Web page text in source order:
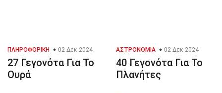
ΠΛΗΡΟΦΟΡΙΚΉ 02 Δεκ 2024
27 Γεγονότα Για Το
Ουρά
ΑΣΤΡΟΝΟΜΊΑ 02 Δεκ 2024
40 Γεγονότα Για Το
Πλανήτες